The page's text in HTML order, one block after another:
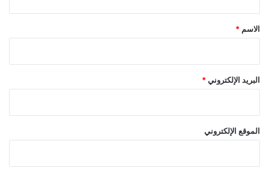
*
الاسم *
البريد الإلكتروني *
الموقع الإلكتروني